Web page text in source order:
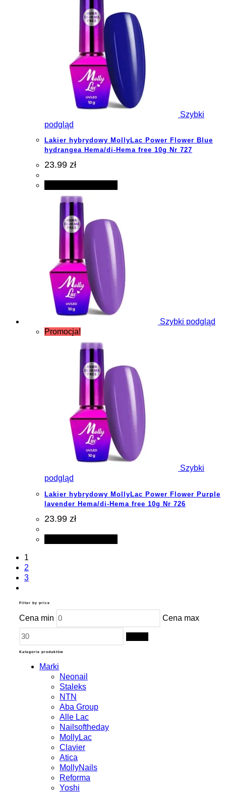
Szybki
podgląd
Lakier hybrydowy MollyLac Power Flower Blue
hydrangea Hema/di-Hema free 10g Nr 727
23.99 zł
Szybki podgląd
Promocja!
Szybki
podgląd
Lakier hybrydowy MollyLac Power Flower Purple
lavender Hema/di-Hema free 10g Nr 726
23.99 zł
1
2
3
Filter by price
Cena min Cena max
Kategorie produktów
Marki
Neonail
Staleks
NTN
Aba Group
Alle Lac
Nailsoftheday
MollyLac
Clavier
Atica
MollyNails
Reforma
Yoshi